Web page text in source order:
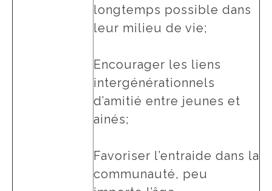
longtemps possible dans
leur milieu de vie;
Encourager les liens
intergénérationnels
d’amitié entre jeunes et
ainés;
Favoriser l’entraide dans la
communauté, peu